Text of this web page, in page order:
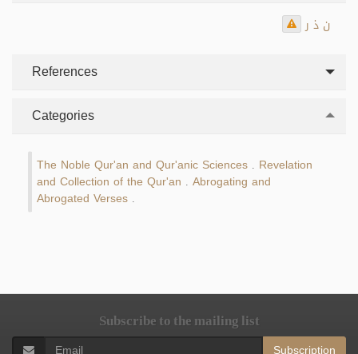
ن ذ ر
References
Categories
The Noble Qur'an and Qur'anic Sciences Revelation
and Collection of the Qur'an Abrogating and
Abrogated Verses
Subscribe to the mailing list